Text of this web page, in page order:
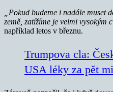
„Pokud budeme i nadále muset
země, zatížíme je velmi vysokým
například letos v březnu.
Trumpova cla:
USA léky za pět